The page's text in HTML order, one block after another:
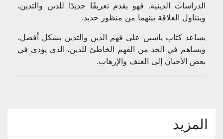
الدراسات الدينية. فهو يقدم تعريفًا جديدًا للدين والتدين،
ويتناول العلاقة بينهما من منظور جديد.
يساعد كتاب ياسين على فهم الدين والتدين بشكل أفضل،
ويساهم في الحد من الفهم الخاطئ للدين، الذي يؤدي في
بعض الأحيان إلى العنف والإرهاب.
المزيد